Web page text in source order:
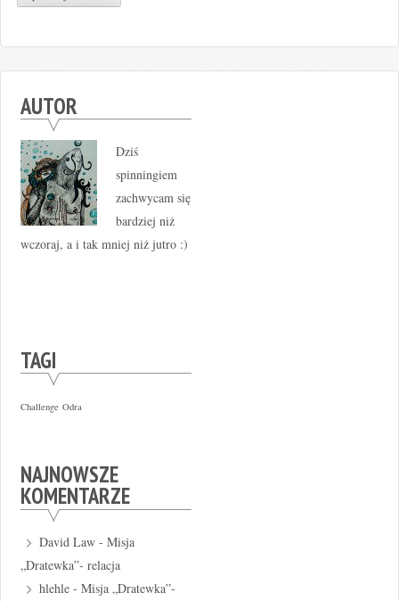
AUTOR
Dziś
spinningiem
zachwycam się
bardziej niż
wczoraj, a i tak mniej niż jutro :)
TAGI
Challenge Odra
NAJNOWSZE
KOMENTARZE
David Law -Misja
„Dratewka”- relacja
hlehle -Misja „Dratewka”-